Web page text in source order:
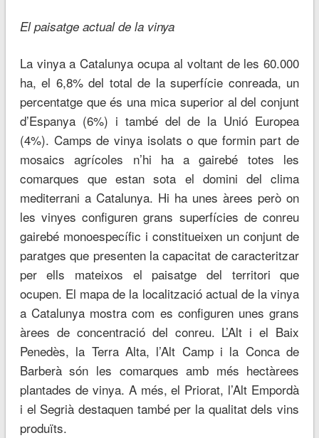
El paisatge actual de la vinya
La vinya a Catalunya ocupa al voltant de les 60.000
ha, el 6,8% del total de la superfície conreada, un
percentatge que és una mica superior al del conjunt
d’Espanya (6%) i també del de la Unió Europea
(4%). Camps de vinya isolats o que formin part de
mosaics agrícoles n’hi ha a gairebé totes les
comarques que estan sota el domini del clima
mediterrani a Catalunya. Hi ha unes àrees però on
les vinyes configuren grans superfícies de conreu
gairebé monoespecífic i constitueixen un conjunt de
paratges que presenten la capacitat de caracteritzar
per ells mateixos el paisatge del territori que
ocupen. El mapa de la localització actual de la vinya
a Catalunya mostra com es configuren unes grans
àrees de concentració del conreu. L’Alt i el Baix
Penedès, la Terra Alta, l’Alt Camp i la Conca de
Barberà són les comarques amb més hectàrees
plantades de vinya. A més, el Priorat, l’Alt Empordà
i el Segrià destaquen també per la qualitat dels vins
produïts.